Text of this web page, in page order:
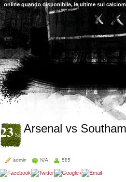
online quando disponibile, le ultime sul
23Set Arsenal vs
admin N/A 585